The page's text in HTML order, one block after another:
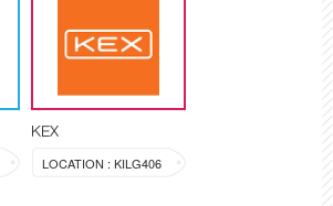
KEX
LOCATION : KILG406